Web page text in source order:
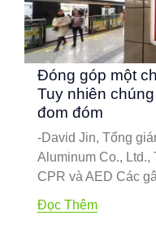
Đóng góp một
Tuy nhiên
đom đóm
-David Jin, Tổng
Aluminum Co.,
CPR và AED Các
Đọc Thêm